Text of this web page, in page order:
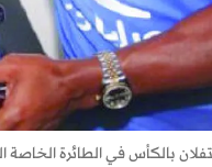
بالكأس في الطائرة الخاصة